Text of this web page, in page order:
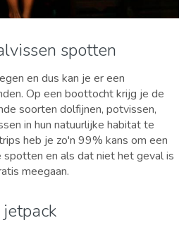
spotten
en dus kan je er een
Op een boottocht krijg je de
soorten dolfijnen, potvissen,
in hun natuurlijke habitat te
heb je zo'n 99% kans om een
spotten en als dat niet het geval is
meegaan.